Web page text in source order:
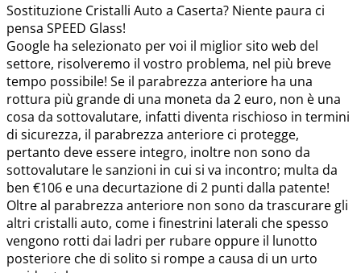
Sostituzione Cristalli Auto a Caserta? Niente paura ci
pensa SPEED Glass!
Google ha selezionato per voi il miglior sito web del
settore, risolveremo il vostro problema, nel più breve
tempo possibile! Se il parabrezza anteriore ha una
rottura più grande di una moneta da 2 euro, non è una
cosa da sottovalutare, infatti diventa rischioso in termini
di sicurezza, il parabrezza anteriore ci protegge,
pertanto deve essere integro, inoltre non sono da
sottovalutare le sanzioni in cui si va incontro; multa da
ben €106 e una decurtazione di 2 punti dalla patente!
Oltre al parabrezza anteriore non sono da trascurare gli
altri cristalli auto, come i finestrini laterali che spesso
vengono rotti dai ladri per rubare oppure il lunotto
posteriore che di solito si rompe a causa di un urto